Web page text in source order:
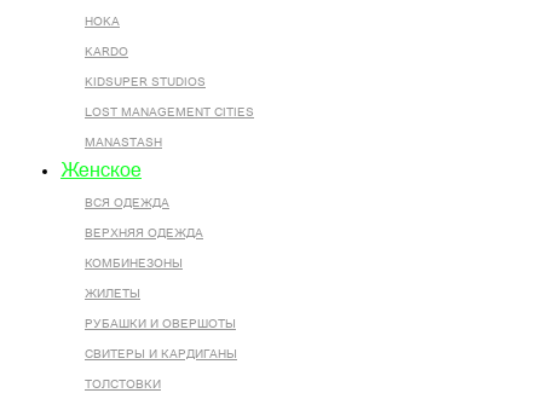
HOKA
KARDO
KIDSUPER STUDIOS
LOST MANAGEMENT CITIES
MANASTASH
Женское
ВСЯ ОДЕЖДА
ВЕРХНЯЯ ОДЕЖДА
КОМБИНЕЗОНЫ
ЖИЛЕТЫ
РУБАШКИ И ОВЕРШОТЫ
СВИТЕРЫ И КАРДИГАНЫ
ТОЛСТОВКИ